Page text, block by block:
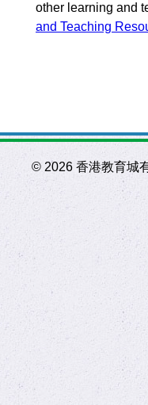
other learning and
and Teaching
© 2026 香港教育城